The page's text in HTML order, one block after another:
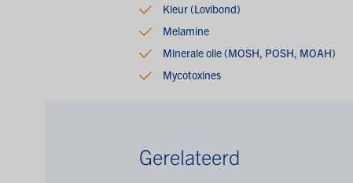
Kleur (Lovibond)
Melamine
Minerale olie (MOSH, POSH, MOAH)
Mycotoxines
Gerelateerd